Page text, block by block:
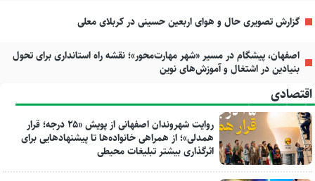
گزارش تصویری حال و هوای اربعین حسینی در کربلای معلی
اصفهان، پیشگام در مسیر «شهر مهارت‌محور»؛ نقشه راه استانداری برای تحول
بنیادین در اشتغال و آموزش‌های نوین
اقتصادی
روایت شهروندان اصفهانی از پویش «۲۵ درجه؛ قرار
همدلی»؛ از همراهی خانواده‌ها تا پیشنهادهایی برای
اثرگذاری بیشتر تبلیغات محیطی